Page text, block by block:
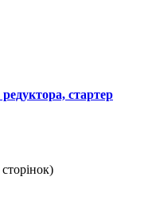
стартер